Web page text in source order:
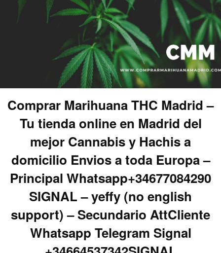
Comprar Marihuana THC Madrid –
Tu tienda online en Madrid del
mejor Cannabis y Hachis a
domicilio Envios a toda Europa –
Principal Whatsapp+34677084290
SIGNAL – yeffy (no english
support) – Secundario AttCliente
Whatsapp Telegram Signal